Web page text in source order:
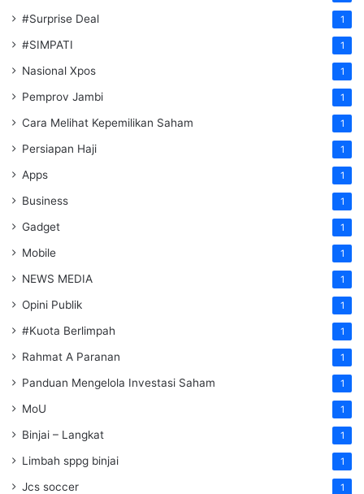
#Surprise Deal 1
#SIMPATI 1
Nasional Xpos 1
Pemprov Jambi 1
Cara Melihat Kepemilikan Saham 1
Persiapan Haji 1
Apps 1
Business 1
Gadget 1
Mobile 1
NEWS MEDIA 1
Opini Publik 1
#Kuota Berlimpah 1
Rahmat A Paranan 1
Panduan Mengelola Investasi Saham 1
MoU 1
Binjai – Langkat 1
Limbah sppg binjai 1
Jcs soccer 1